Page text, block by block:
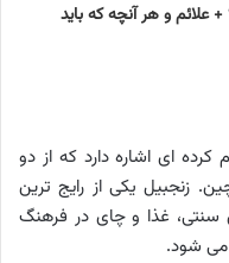
و هر آنچه که باید
ای اشاره دارد که از دو
زنجبیل یکی از رایج ترین
سنتی، غذا و چای در فرهنگ
می شود.